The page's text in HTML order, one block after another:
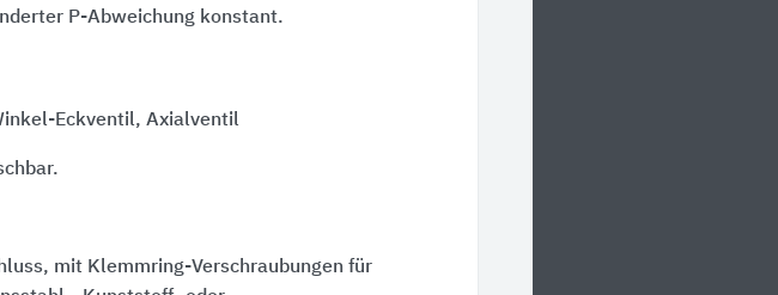
P-Abweichung konstant.
Eckventil, Axialventil
mit Klemmring-Verschraubungen für